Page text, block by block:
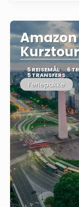
5 REISEMÅL 6
5 TRANSFERS
Feriepakke